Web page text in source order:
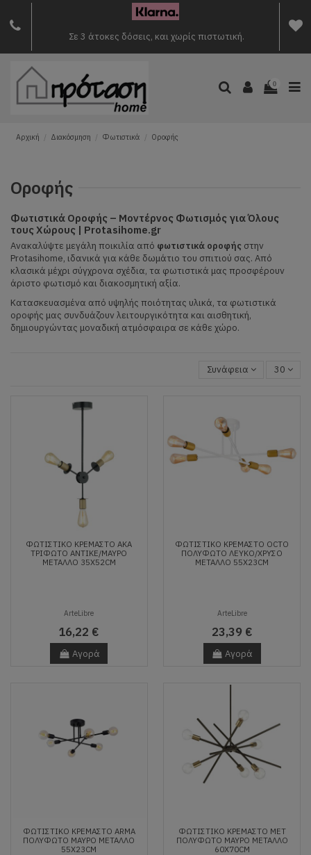
Σε 3 άτοκες δόσεις, και χωρίς πιστωτική.
0
Αρχική Διακόσμηση Φωτιστικά Οροφής
Οροφής
Φωτιστικά Οροφής – Μοντέρνος Φωτισμός για Όλους
τους Χώρους | Protasihome.gr
Ανακαλύψτε μεγάλη ποικιλία από φωτιστικά οροφής στην
Protasihome, ιδανικά για κάθε δωμάτιο του σπιτιού σας. Από
κλασικά μέχρι σύγχρονα σχέδια, τα φωτιστικά μας προσφέρουν
άριστο φωτισμό και διακοσμητική αξία.
Κατασκευασμένα από υψηλής ποιότητας υλικά, τα φωτιστικά
οροφής μας συνδυάζουν λειτουργικότητα και αισθητική,
δημιουργώντας μοναδική ατμόσφαιρα σε κάθε χώρο.
Συνάφεια 30
ΦΩΤΙΣΤΙΚΌ ΚΡΕΜΑΣΤΌ AKA
ΤΡΊΦΩΤΟ ΑΝΤΙΚΈ/ΜΑΎΡΟ
ΜΈΤΑΛΛΟ 35X52CM
ArteLibre
16,22 €
Αγορά
ΦΩΤΙΣΤΙΚΌ ΚΡΕΜΑΣΤΌ OCTO
ΠΟΛΎΦΩΤΟ ΛΕΥΚΌ/ΧΡΥΣΌ
ΜΈΤΑΛΛΟ 55X23CM
ArteLibre
23,39 €
Αγορά
ΦΩΤΙΣΤΙΚΌ ΚΡΕΜΑΣΤΌ ARMA
ΠΟΛΎΦΩΤΟ ΜΑΎΡΟ ΜΈΤΑΛΛΟ
55X23CM
ΦΩΤΙΣΤΙΚΌ ΚΡΕΜΑΣΤΌ MET
ΠΟΛΎΦΩΤΟ ΜΑΎΡΟ ΜΈΤΑΛΛΟ
60X70CM